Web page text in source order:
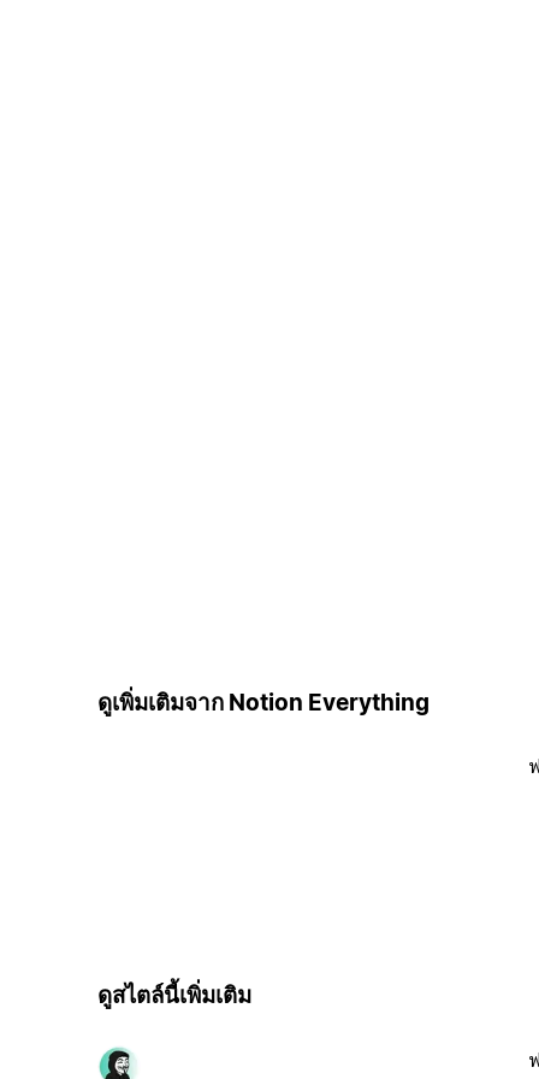
ดูเพิ่มเติมจาก Notion Everything
ดูสไตล์นี้เพิ่มเติม